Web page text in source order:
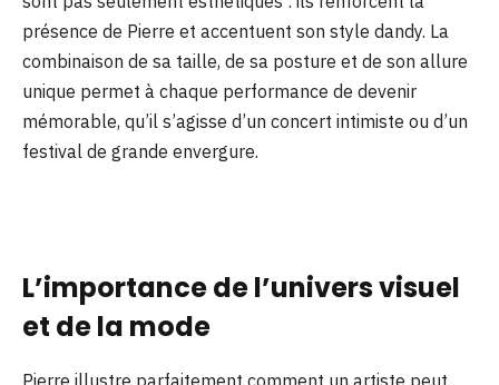
présence de Pierre et accentuent son style dandy. La
combinaison de sa taille, de sa posture et de son allure
unique permet à chaque performance de devenir
mémorable, qu’il s’agisse d’un concert intimiste ou d’un
festival de grande envergure.
L’importance de l’univers visuel
et de la mode
Pierre illustre parfaitement comment un artiste peut